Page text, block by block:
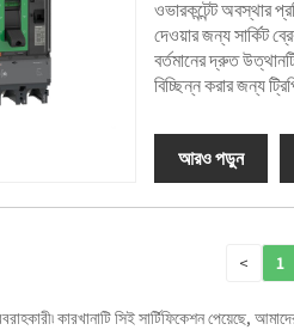
ওভারকন্টেন্ট অবস্থার
দেওয়ার জন্য সার্কিট
বর্তমানের দ্রুত
বিচ্ছিন্ন করার জন্য
আরও পড়ুন
< 1
কারখানাটি সিই সার্টিফিকেশন